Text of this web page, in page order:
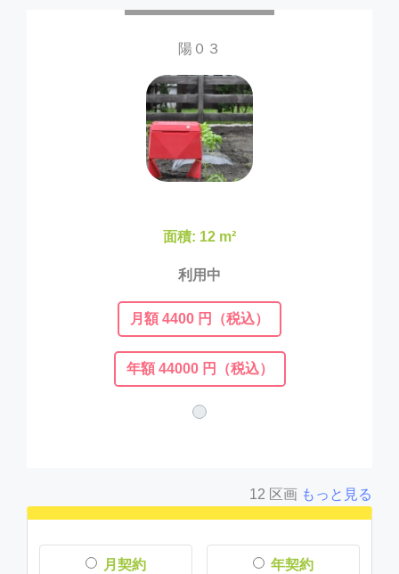
陽０３
面積: 12 m²
利用中
月額 4400 円（税込）
年額 44000 円（税込）
12 区画 もっと見る
月契約 年契約